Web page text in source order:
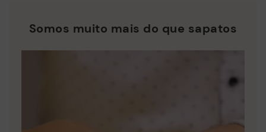
Somos muito mais do que sapatos